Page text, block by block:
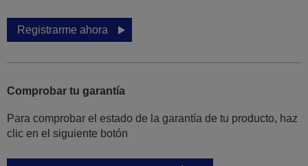
Registrarme ahora
Comprobar tu garantía
Para comprobar el estado de la garantía de tu producto, haz
clic en el siguiente botón